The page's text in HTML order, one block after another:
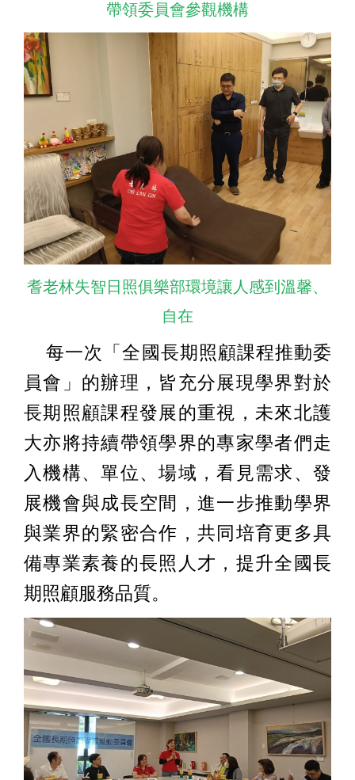
帶領委員會參觀機構
耆老林失智日照俱樂部環境讓人感到溫馨、
自在
每一次「全國長期照顧課程推動委
員會」的辦理，皆充分展現學界對於
長期照顧課程發展的重視，未來北護
大亦將持續帶領學界的專家學者們走
入機構、單位、場域，看見需求、發
展機會與成長空間，進一步推動學界
與業界的緊密合作，共同培育更多具
備專業素養的長照人才，提升全國長
期照顧服務品質。